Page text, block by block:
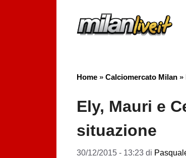
Home » Calciomercato Milan »
Ely, Mauri e
situazione
30/12/2015 - 13:23 di